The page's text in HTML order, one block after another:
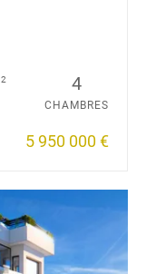
2 4
CHAMBRES
5 950 000 €